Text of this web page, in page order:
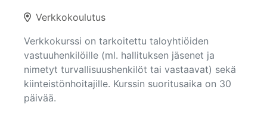
Verkkokoulutus
Verkkokurssi on tarkoitettu taloyhtiöiden
vastuuhenkilöille (ml. hallituksen jäsenet ja
nimetyt turvallisuushenkilöt tai vastaavat) sekä
kiinteistönhoitajille. Kurssin suoritusaika on 30
päivää.